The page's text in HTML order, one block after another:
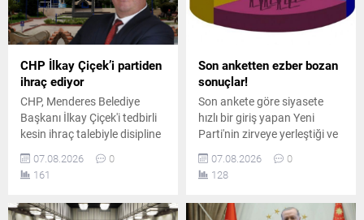
CHP İlkay Çiçek’i partiden
ihraç ediyor
CHP, Menderes Belediye
Başkanı İlkay Çiçek'i tedbirli
kesin ihraç talebiyle disipline
ilkeleri ve örgüt disiplini
kapsamında yapılan
alındığı açıklandı.
07.08.2026
0
161
Son anketten ezber bozan
sonuçlar!
Son ankete göre siyasete
hızlı bir giriş yapan Yeni
Parti'nin zirveye yerleştiği ve
aldığı ankette, CHP ve
MHP'nin yaşadığı tarihi oy
gerilemeleri dikkat çekti.
07.08.2026
0
128